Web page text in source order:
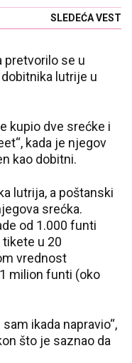
mesecima čekali
SLEDEĆA VEST
pretvorilo se u
lutrije u
kupio dve srećke i
kada je njegov
kao dobitni.
lutrija, a poštanski
srećka.
od 1.000 funti
u 20
vrednost
milion funti (oko
ikada napravio“,
što je saznao da